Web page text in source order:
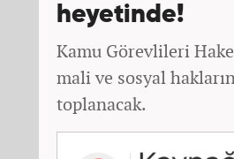
heyetinde!
Kamu Görevlileri
mali ve sosyal
toplanacak.